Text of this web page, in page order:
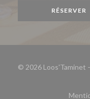
RÉSERVER
© 2026